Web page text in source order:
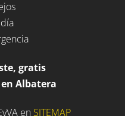
gratis
Albatera
en SITEMAP